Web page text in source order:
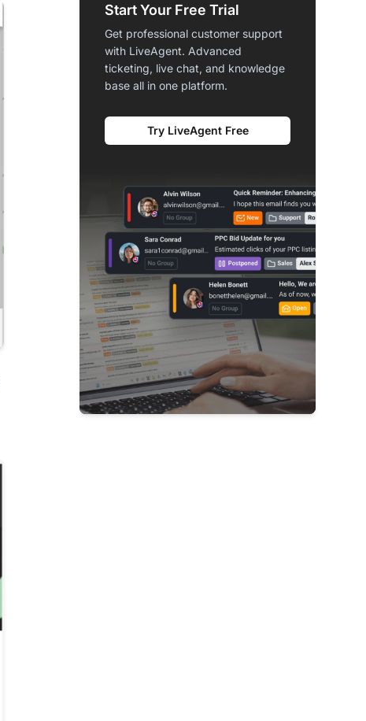
Start Your Free Trial
Get professional customer support
with LiveAgent. Advanced
ticketing, live chat, and knowledge
base all in one platform.
Try LiveAgent Free